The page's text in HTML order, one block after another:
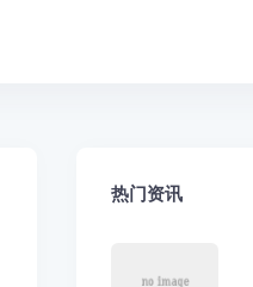
热门资讯